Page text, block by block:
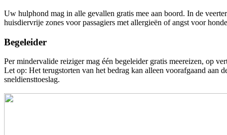
Uw hulphond mag in alle gevallen gratis mee aan boord. In de
huisdiervrije zones voor passagiers met allergieën of angst voor
Begeleider
Per mindervalide reiziger mag één begeleider gratis meereizen, op
Let op: Het terugstorten van het bedrag kan alleen voorafgaand aan
sneldiensttoeslag.